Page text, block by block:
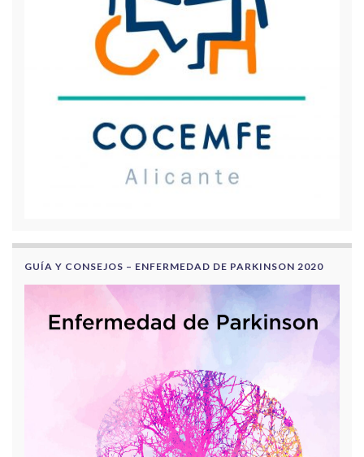
GUÍA Y CONSEJOS – ENFERMEDAD DE PARKINSON 2020